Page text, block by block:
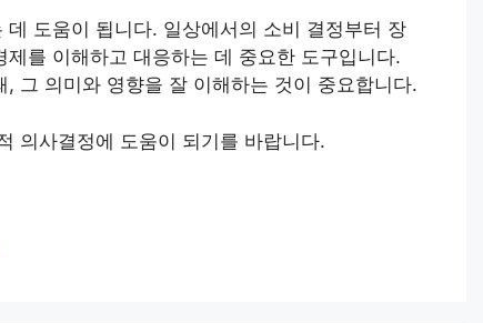
도움이 됩니다. 일상에서의 소비 결정부터 장
를 이해하고 대응하는 데 중요한 도구입니다.
그 의미와 영향을 잘 이해하는 것이 중요합니다.
의사결정에 도움이 되기를 바랍니다.